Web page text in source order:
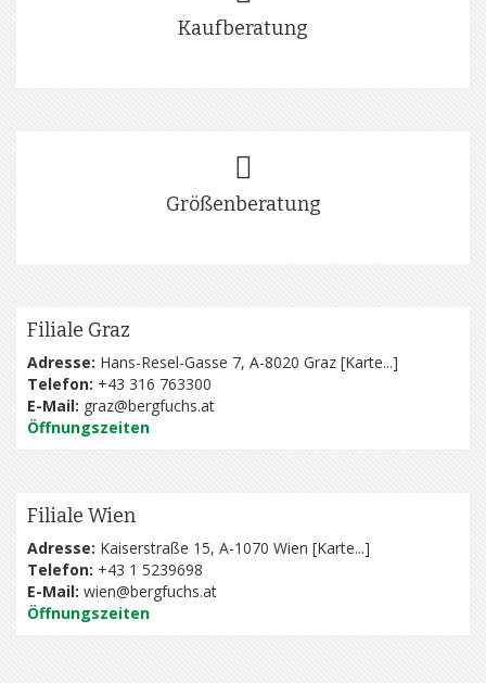
Kaufberatung
Größenberatung
Filiale Graz
Adresse: Hans-Resel-Gasse 7, A-8020 Graz [Karte...]
Telefon: +43 316 763300
E-Mail: graz@bergfuchs.at
Öffnungszeiten
Filiale Wien
Adresse: Kaiserstraße 15, A-1070 Wien [Karte...]
Telefon: +43 1 5239698
E-Mail: wien@bergfuchs.at
Öffnungszeiten